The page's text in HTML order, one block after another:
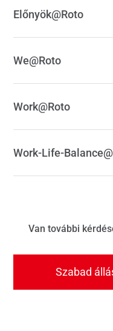
Előnyök@Roto
We@Roto
Work@Roto
Work-Life-
Van további
Szabad